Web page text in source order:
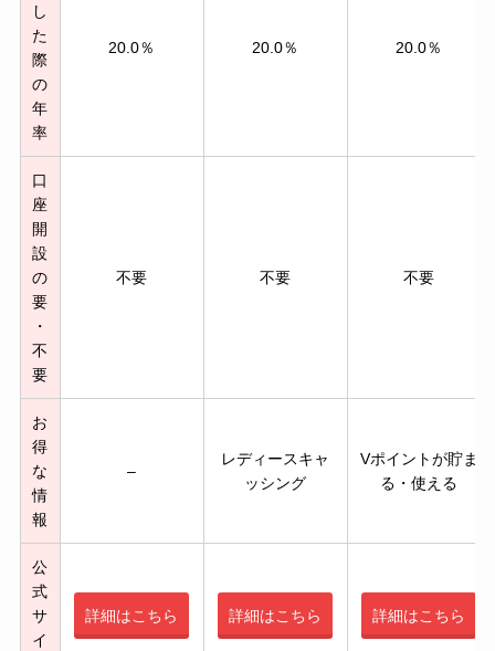
し
た
際
の
年
率
20.0％ 20.0％ 20.0％
口
座
開
設
の
要
・
不
要
不要 不要 不要
お
得
な
情
報
–
レディースキャ
ッシング
Vポイントが貯ま
る・使える
公
式
サ
イ
詳細はこちら 詳細はこちら 詳細はこちら